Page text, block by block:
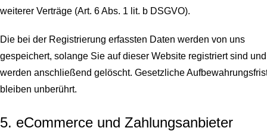
weiterer Verträge (Art. 6 Abs. 1 lit. b DSGVO).
Die bei der Registrierung erfassten Daten werden von uns
gespeichert, solange Sie auf dieser Website registriert sind und
werden anschließend gelöscht. Gesetzliche
bleiben unberührt.
5. eCommerce und Zahlungs­anbieter